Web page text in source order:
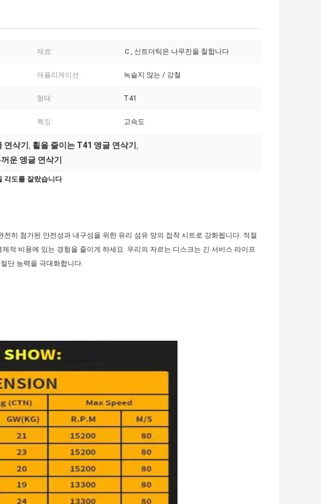
재료: Ｃ, 신트더틱은 나무진을 칠합니다
애플리케이션: 녹슬지 않는 / 강철
형태: T41
특징: 고속도
삭기 , 휠을 줄이는 T41 앵글 연삭기 ,
운 앵글 연삭기
각도를 잘랐습니다
히 첨가된 안전성과 내구성을 위한 유리 섬유 망의 접착 시트로 강화됩니다. 적절
적 비용에 있는 경험을 줄이게 하세요. 우리의 자르는 디스크는 긴 서비스 라이프
단 능력을 극대화합니다.